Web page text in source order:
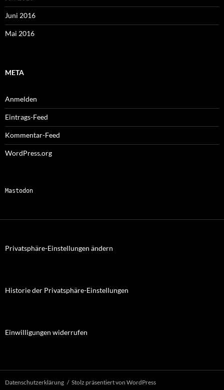
Juni 2016
Mai 2016
META
Anmelden
Eintrags-Feed
Kommentar-Feed
WordPress.org
Mastodon
Privatsphäre-Einstellungen ändern
Historie der Privatsphäre-Einstellungen
Einwilligungen widerrufen
Datenschutzerklärung Stolz präsentiert von WordPress